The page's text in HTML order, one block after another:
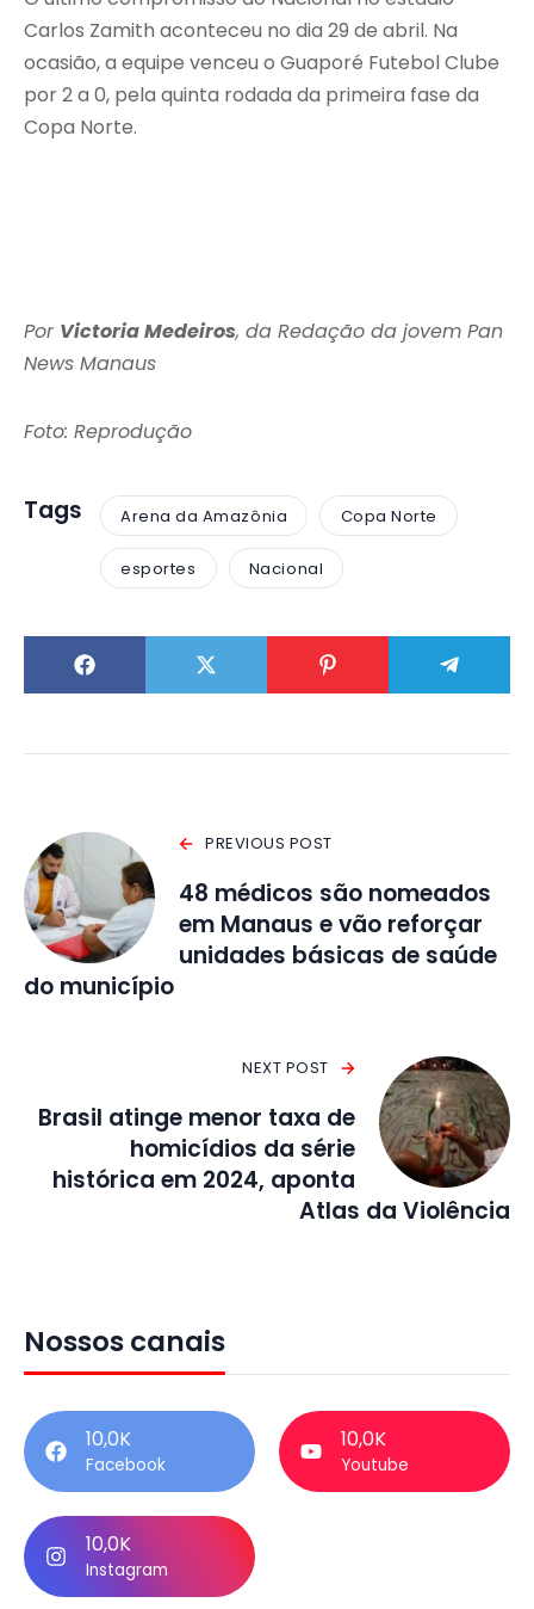
Carlos Zamith aconteceu no dia 29 de abril. Na
ocasião, a equipe venceu o Guaporé Futebol Clube
por 2 a 0, pela quinta rodada da primeira fase da
Copa Norte.
Por Victoria Medeiros, da Redação da jovem Pan
News Manaus
Foto: Reprodução
Tags Arena da Amazônia Copa Norte
esportes Nacional
PREVIOUS POST
48 médicos são nomeados
em Manaus e vão reforçar
unidades básicas de saúde
do município
NEXT POST
Brasil atinge menor taxa de
homicídios da série
histórica em 2024, aponta
Atlas da Violência
Nossos canais
10,0K
Facebook
10,0K
Youtube
10,0K
Instagram